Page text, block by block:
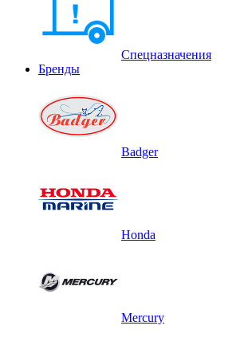
Спецназначения
Бренды
Badger
Honda
Mercury